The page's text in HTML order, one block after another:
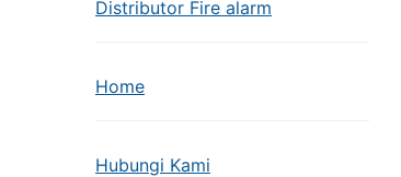
Distributor Fire alarm
Home
Hubungi Kami